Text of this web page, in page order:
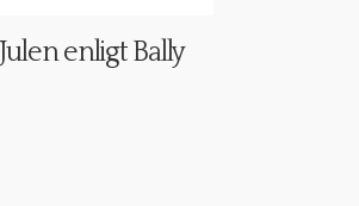
Julen enligt Bally